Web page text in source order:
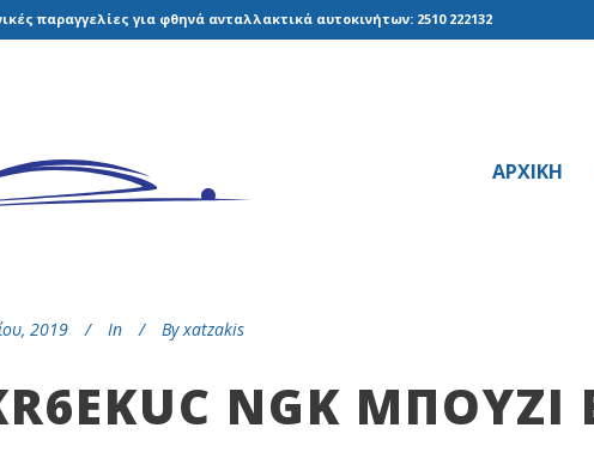
παραγγελίες για φθηνά ανταλλακτικά αυτοκινήτων: 2510 222132
ΑΡΧΙΚΗ
2019 In By xatzakis
NGK ΜΠΟΥΖΙ